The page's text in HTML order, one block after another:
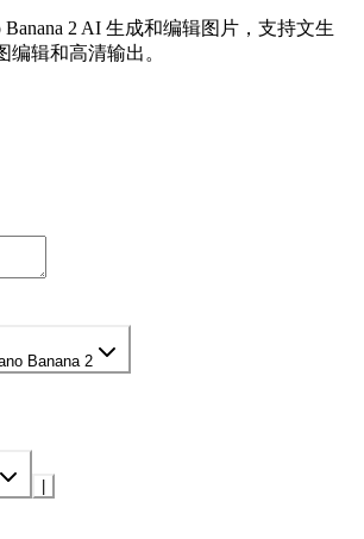
2 AI 生成和编辑图片，支持文生
编辑和高清输出。
Banana 2
|